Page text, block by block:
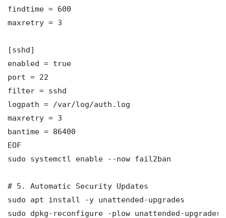
findtime = 600
maxretry = 3
[sshd]
enabled = true
port = 22
filter = sshd
logpath = /var/log/auth.log
maxretry = 3
bantime = 86400
EOF
sudo systemctl enable --now fail2ban
# 5. Automatic Security Updates
sudo apt install -y unattended-upgrades
sudo dpkg-reconfigure -plow unattended-upgrades